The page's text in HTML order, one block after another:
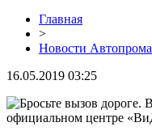
Главная
>
Новости Автопрома
16.05.2019 03:25